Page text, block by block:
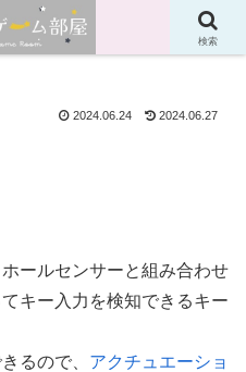
2024.06.24 2024.06.27
ールセンサーと組み合わせ
キー入力を検知できるキー
るので、 アクチュエーショ
検索